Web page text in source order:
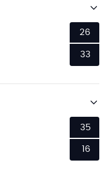
26
33
35
16